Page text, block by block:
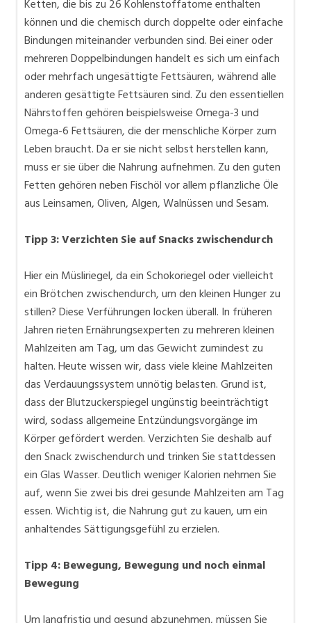
Ketten, die bis zu 26 Kohlenstoffatome enthalten
können und die chemisch durch doppelte oder einfache
Bindungen miteinander verbunden sind. Bei einer oder
mehreren Doppelbindungen handelt es sich um einfach
oder mehrfach ungesättigte Fettsäuren, während alle
anderen gesättigte Fettsäuren sind. Zu den essentiellen
Nährstoffen gehören beispielsweise Omega-3 und
Omega-6 Fettsäuren, die der menschliche Körper zum
Leben braucht. Da er sie nicht selbst herstellen kann,
muss er sie über die Nahrung aufnehmen. Zu den guten
Fetten gehören neben Fischöl vor allem pflanzliche Öle
aus Leinsamen, Oliven, Algen, Walnüssen und Sesam.
Tipp 3: Verzichten Sie auf Snacks zwischendurch
Hier ein Müsliriegel, da ein Schokoriegel oder vielleicht
ein Brötchen zwischendurch, um den kleinen Hunger zu
stillen? Diese Verführungen locken überall. In früheren
Jahren rieten Ernährungsexperten zu mehreren kleinen
Mahlzeiten am Tag, um das Gewicht zumindest zu
halten. Heute wissen wir, dass viele kleine Mahlzeiten
das Verdauungssystem unnötig belasten. Grund ist,
dass der Blutzuckerspiegel ungünstig beeinträchtigt
wird, sodass allgemeine Entzündungsvorgänge im
Körper gefördert werden. Verzichten Sie deshalb auf
den Snack zwischendurch und trinken Sie stattdessen
ein Glas Wasser. Deutlich weniger Kalorien nehmen Sie
auf, wenn Sie zwei bis drei gesunde Mahlzeiten am Tag
essen. Wichtig ist, die Nahrung gut zu kauen, um ein
anhaltendes Sättigungsgefühl zu erzielen.
Tipp 4: Bewegung, Bewegung und noch einmal
Bewegung